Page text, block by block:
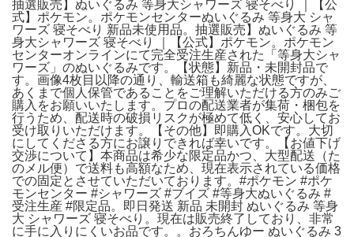
抽選販売】ぬいぐるみ 等身大シャワーズ 寝そべり ｜【公
式】ポケモン。ポケモンセンターぬいぐるみ 等身大 シャ
ワーズ 寝そべり 新品未使用品。抽選販売】ぬいぐるみ 等
身大シャワーズ 寝そべり ｜【公式】ポケモン。​ポケモン
センターオンラインにて完全受注生産された「等身大シャ
ワーズ」のぬいぐるみです。​【状態】​新品・未開封品で
す。​画像4枚目以降の通り、輸送箱も綺麗な状態ですが、
あくまで個人保管であることをご理解いただける方のみご
購入をお願いいたします。​プロの配送業者が集荷・梱包を
行うため、配送時の破損リスクが極めて低く、安心してお
受け取りいただけます。​【その他】​即購入OKです。​大切
にしてくださる方にお譲りできれば幸いです。【お値下げ
交渉について】本商品は希少な限定品かつ、大型配送（た
のメル便）で送料も高額なため、現在表示されている価格
での固定とさせていただいております。​#ポケモン #ポケ
モンセンター #シャワーズ #ブイズ #等身大ぬいぐるみ #
受注生産 #限定品。即日発送 新品 未開封 ぬいぐるみ 等身
大 シャワーズ 寝そべり。現在は販売終了しており、非常
に手に入りにくいお品です。。おろちんゆー ぬいぐるみ 3